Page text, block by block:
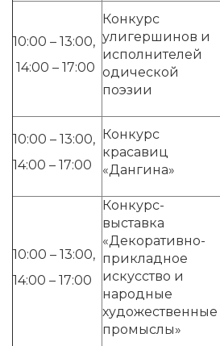
10:00 – 13:00,
14:00 – 17:00
Конкурс
улигершинов и
исполнителей
одической
поэзии
10:00 – 13:00,
14:00 – 17:00
Конкурс
красавиц
«Дангина»
10:00 – 13:00,
14:00 – 17:00
Конкурс-
выставка
«Декоративно-
прикладное
искусство и
народные
художественные
промыслы»